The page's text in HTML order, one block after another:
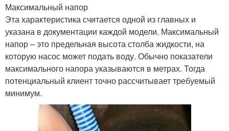
Максимальный напор
Эта характеристика считается одной из главных и
указана в документации каждой модели. Максимальный
напор – это предельная высота столба жидкости, на
которую насос может подать воду. Обычно показатели
максимального напора указываются в метрах. Тогда
потенциальный клиент точно рассчитывает требуемый
минимум.